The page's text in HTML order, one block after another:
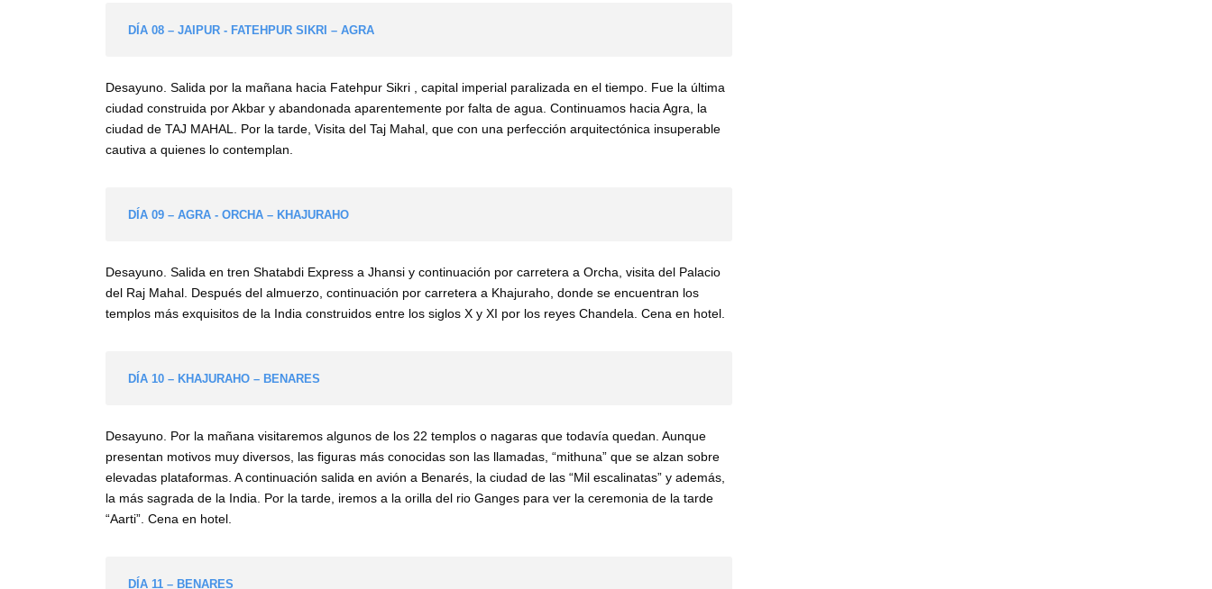
DÍA 08 – JAIPUR - FATEHPUR SIKRI – AGRA
Desayuno. Salida por la mañana hacia Fatehpur Sikri , capital imperial paralizada en el tiempo. Fue la última
ciudad construida por Akbar y abandonada aparentemente por falta de agua. Continuamos hacia Agra, la
ciudad de TAJ MAHAL. Por la tarde, Visita del Taj Mahal, que con una perfección arquitectónica insuperable
cautiva a quienes lo contemplan.
DÍA 09 – AGRA - ORCHA – KHAJURAHO
Desayuno. Salida en tren Shatabdi Express a Jhansi y continuación por carretera a Orcha, visita del Palacio
del Raj Mahal. Después del almuerzo, continuación por carretera a Khajuraho, donde se encuentran los
templos más exquisitos de la India construidos entre los siglos X y XI por los reyes Chandela. Cena en hotel.
DÍA 10 – KHAJURAHO – BENARES
Desayuno. Por la mañana visitaremos algunos de los 22 templos o nagaras que todavía quedan. Aunque
presentan motivos muy diversos, las figuras más conocidas son las llamadas, “mithuna” que se alzan sobre
elevadas plataformas. A continuación salida en avión a Benarés, la ciudad de las “Mil escalinatas” y además,
la más sagrada de la India. Por la tarde, iremos a la orilla del rio Ganges para ver la ceremonia de la tarde
“Aarti”. Cena en hotel.
DÍA 11 – BENARES